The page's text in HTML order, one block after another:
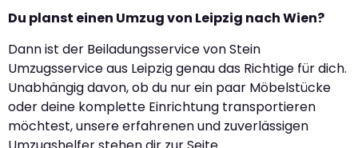
Du planst einen Umzug von Leipzig nach Wien?
Dann ist der Beiladungsservice von Stein
Umzugsservice aus Leipzig genau das Richtige für dich.
Unabhängig davon, ob du nur ein paar Möbelstücke
oder deine komplette Einrichtung transportieren
möchtest, unsere erfahrenen und zuverlässigen